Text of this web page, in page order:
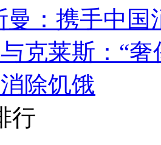
曼：携手中国
克莱斯：“奢
除饥饿
行